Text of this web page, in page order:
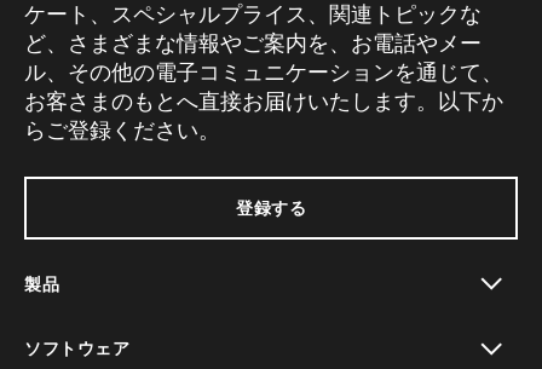
ケート、スペシャルプライス、関連トピックな
ど、さまざまな情報やご案内を、お電話やメー
ル、その他の電子コミュニケーションを通じて、
お客さまのもとへ直接お届けいたします。以下か
らご登録ください。
登録する
製品
ソフトウェア